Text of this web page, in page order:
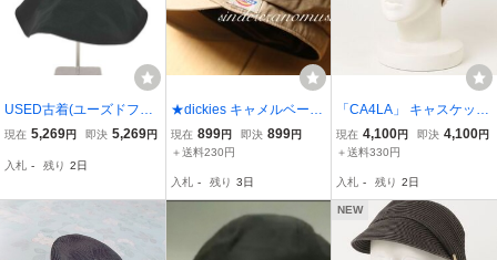
USED古着(ユーズドフル
ギ) Sun Barrier 100 完全
ース 表記 中古 古着 0342
現在 5,269円 即決 5,269円
入札 - 残り 2日
★dickies キャメルベージ
ュキャスケット 帽子★
現在 899円 即決 899円
＋送料230円
入札 - 残り 3日
「CA4LA」 キャスケット
- ベージュ レディース
現在 4,100円 即決 4,100円
＋送料330円
入札 - 残り 2日
NEW